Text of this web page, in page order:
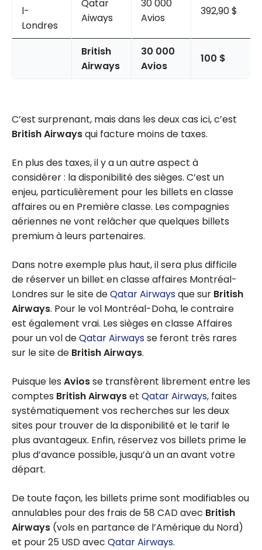
l-
Londres
Qatar
Aiways
30 000
Avios
392,90 $
British
Airways
30 000
Avios
100 $
C’est surprenant, mais dans les deux cas ici, c’est
British Airwaysqui facture moins de taxes.
En plus des taxes, il y a un autre aspect à
considérer : la disponibilité des sièges. C’est un
enjeu, particulièrement pour les billets en classe
affaires ou en Première classe. Les compagnies
aériennes ne vont relâcher que quelques billets
premium à leurs partenaires.
Dans notre exemple plus haut, il sera plus difficile
de réserver un billet en classe affaires Montréal-
Londres sur le site deQatar Airwaysque sur British
Airways. Pour le vol Montréal-Doha, le contraire
est également vrai. Les sièges en classe Affaires
pour un vol deQatar Airwaysse feront très rares
sur le site de British Airways.
Puisque les Aviosse transfèrent librement entre les
comptes British Airwayset Qatar Airways, faites
systématiquement vos recherches sur les deux
sites pour trouver de la disponibilité et le tarif le
plus avantageux. Enfin, réservez vos billets prime le
plus d’avance possible, jusqu’à un an avant votre
départ.
De toute façon, les billets prime sont modifiables ou
annulables pour des frais de 58 CADavec British
Airways (vols en partance de l’Amérique du Nord)
et pour25 USDavec Qatar Airways.